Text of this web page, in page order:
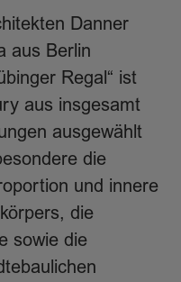
Danner
aus Berlin
Regal“ ist
aus insgesamt
ausgewählt
die
und innere
die
sowie die